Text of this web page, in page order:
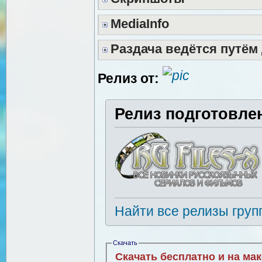
MediaInfo
Раздача ведётся
Релиз от:
Релиз
Найти все релизы
Скачать
Скачать бесплатно и на